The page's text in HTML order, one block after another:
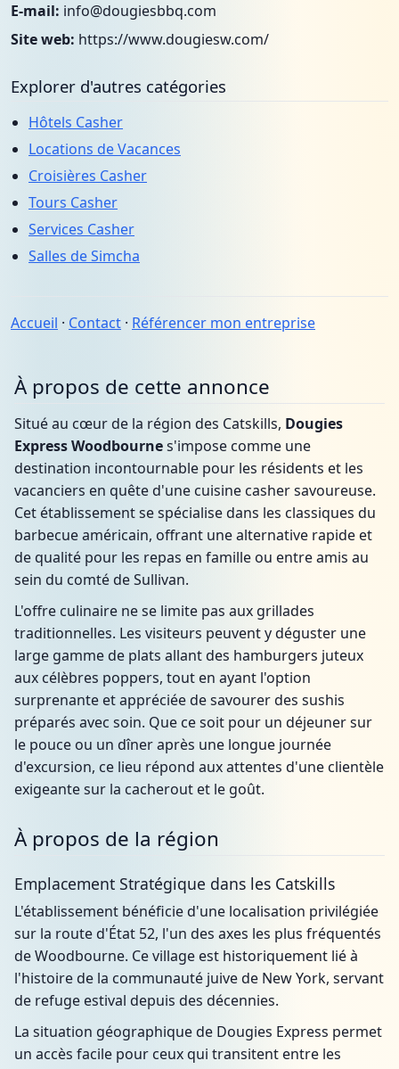
E-mail: info@dougiesbbq.com
Site web: https://www.dougiesw.com/
Explorer d'autres catégories
Hôtels Casher
Locations de Vacances
Croisières Casher
Tours Casher
Services Casher
Salles de Simcha
Accueil · Contact · Référencer mon entreprise
À propos de cette annonce
Situé au cœur de la région des Catskills, Dougies
Express Woodbournes'impose comme une
destination incontournable pour les résidents et les
vacanciers en quête d'une cuisine casher savoureuse.
Cet établissement se spécialise dans les classiques du
barbecue américain, offrant une alternative rapide et
de qualité pour les repas en famille ou entre amis au
sein du comté de Sullivan.
L'offre culinaire ne se limite pas aux grillades
traditionnelles. Les visiteurs peuvent y déguster une
large gamme de plats allant des hamburgers juteux
aux célèbres poppers, tout en ayant l'option
surprenante et appréciée de savourer des sushis
préparés avec soin. Que ce soit pour un déjeuner sur
le pouce ou un dîner après une longue journée
d'excursion, ce lieu répond aux attentes d'une clientèle
exigeante sur la cacherout et le goût.
À propos de la région
Emplacement Stratégique dans les Catskills
L'établissement bénéficie d'une localisation privilégiée
sur la route d'État 52, l'un des axes les plus fréquentés
de Woodbourne. Ce village est historiquement lié à
l'histoire de la communauté juive de New York, servant
de refuge estival depuis des décennies.
La situation géographique de Dougies Express permet
un accès facile pour ceux qui transitent entre les